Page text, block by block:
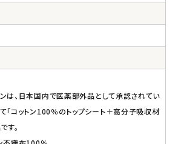
は、日本国内で医薬部外品として承認されてい
「コットン100％のトップシート＋高分子吸収材
す。